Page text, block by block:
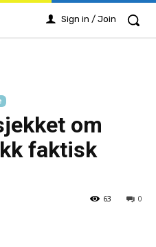
Sign in / Join
om
faktisk
0
63